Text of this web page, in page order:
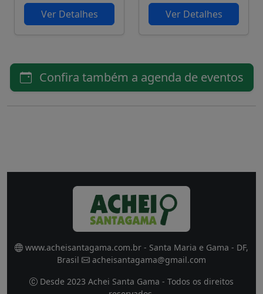
Ver Detalhes Ver Detalhes
Confira também a agenda de eventos
www.acheisantagama.com.br - Santa Maria e Gama - DF,
Brasil
acheisantagama@gmail.com
Desde 2023 Achei Santa Gama - Todos os direitos